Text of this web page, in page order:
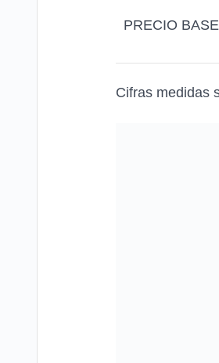
PRECIO BASE
Cifras medidas